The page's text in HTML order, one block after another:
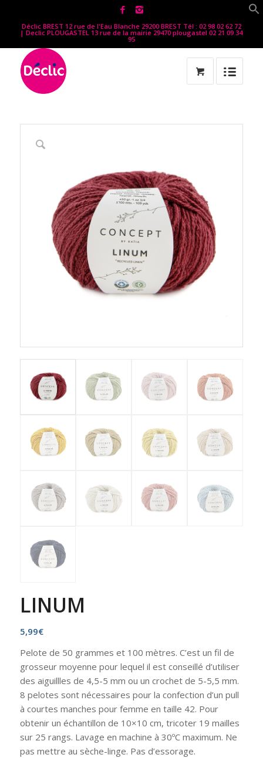
Déclic BREST 12 rue de l'Eau Blanche 29200 BREST Tél : 02 98 02 62 72
| Declic PLOUGASTEL 13 rue de la mairie 29470 plougastel 02 21 09 34
95
LINUM
5,99€
Pelote de 50 grammes et 100 mètres. C’est un fil de
grosseur moyenne pour lequel il est conseillé d’utiliser
des aiguillles de 4,5-5 mm ou un crochet de 5-5,5 mm.
8 pelotes sont nécessaires pour la confection d’un pull
à courtes manches pour femme en taille 42. Pour
obtenir un échantillon de 10×10 cm, tricoter 19 mailles
sur 25 rangs. Lavage en machine à 30ºC maximum. Ne
pas mettre au sèche-linge. Pas d’essorage.